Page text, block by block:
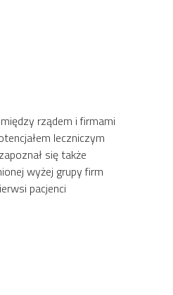
rządem i firmami
leczniczym
się także
wyżej grupy firm
pacjenci